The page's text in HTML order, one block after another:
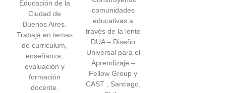
Educación de la
Ciudad de
Buenos Aires.
Trabaja en temas
de curriculum,
enseñanza,
evaluación y
formación
docente.
comunidades
educativas a
través de la lente
DUA – Diseño
Universal para el
Aprendizaje –
Fellow Group y
CAST , Santiago,